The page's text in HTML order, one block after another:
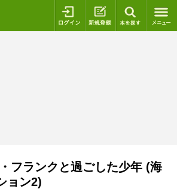
ログイン 新規登録
フランクと過ごした少年 (海
ョン2)